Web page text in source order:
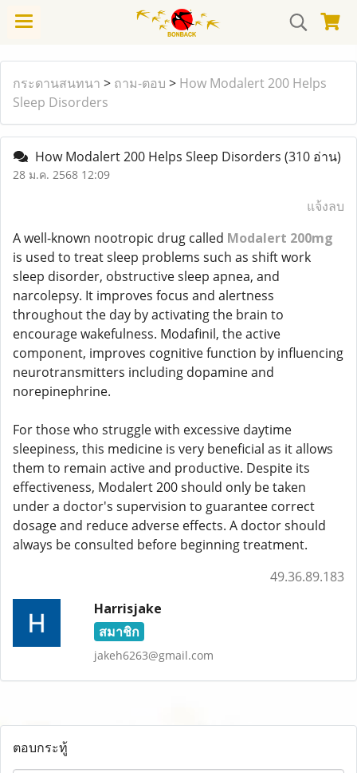
กระดานสนทนา > ถาม-ตอบ > How Modalert 200 Helps
Sleep Disorders
How Modalert 200 Helps Sleep Disorders (310 อ่าน)
28 ม.ค. 2568 12:09
แจ้งลบ
A well-known nootropic drug called Modalert 200mg
is used to treat sleep problems such as shift work
sleep disorder, obstructive sleep apnea, and
narcolepsy. It improves focus and alertness
throughout the day by activating the brain to
encourage wakefulness. Modafinil, the active
component, improves cognitive function by influencing
neurotransmitters including dopamine and
norepinephrine.
For those who struggle with excessive daytime
sleepiness, this medicine is very beneficial as it allows
them to remain active and productive. Despite its
effectiveness, Modalert 200 should only be taken
under a doctor's supervision to guarantee correct
dosage and reduce adverse effects. A doctor should
always be consulted before beginning treatment.
49.36.89.183
Harrisjake
สมาชิก
jakeh6263@gmail.com
ตอบกระทู้